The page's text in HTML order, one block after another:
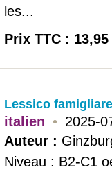
les...
Prix TTC : 13,95
Lessico
italien • 2025-
Auteur :
Niveau : B2-C1